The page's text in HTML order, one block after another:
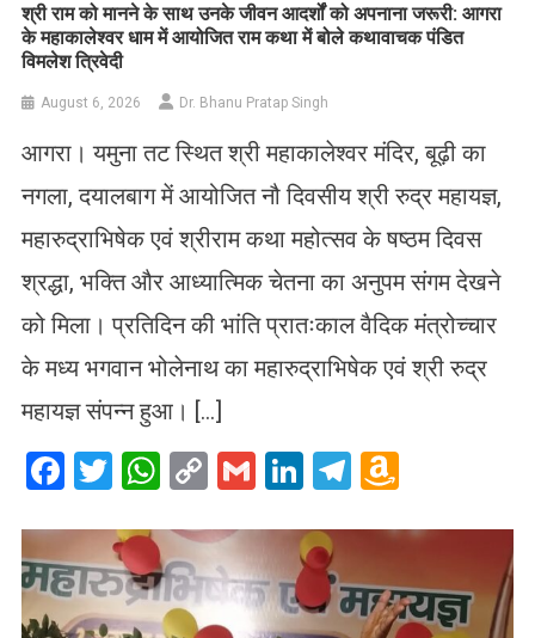
​श्री राम को मानने के साथ उनके जीवन आदर्शों को अपनाना जरूरी: आगरा
के महाकालेश्वर धाम में आयोजित राम कथा में बोले कथावाचक पंडित
विमलेश त्रिवेदी
August 6, 2026 Dr. Bhanu Pratap Singh
आगरा। यमुना तट स्थित श्री महाकालेश्वर मंदिर, बूढ़ी का
नगला, दयालबाग में आयोजित नौ दिवसीय श्री रुद्र महायज्ञ,
महारुद्राभिषेक एवं श्रीराम कथा महोत्सव के षष्ठम दिवस
श्रद्धा, भक्ति और आध्यात्मिक चेतना का अनुपम संगम देखने
को मिला। प्रतिदिन की भांति प्रातःकाल वैदिक मंत्रोच्चार
के मध्य भगवान भोलेनाथ का महारुद्राभिषेक एवं श्री रुद्र
महायज्ञ संपन्न हुआ। […]
Facebook
Twitter
WhatsApp
CopyGmailLinkedIn
Telegram
List